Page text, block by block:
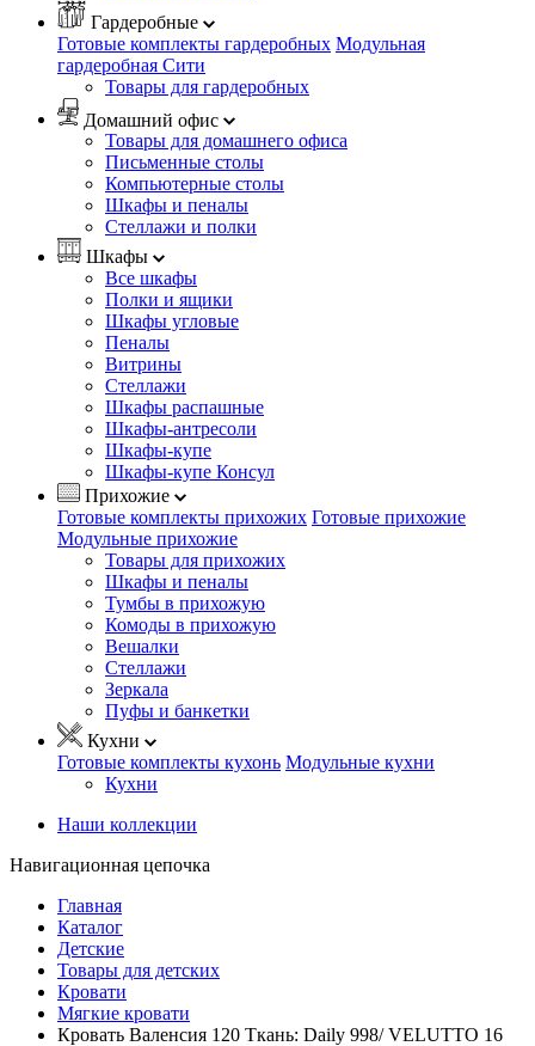
Гардеробные
Готовые комплекты гардеробных Модульная
гардеробная Сити
Товары для гардеробных
Домашний офис
Товары для домашнего офиса
Письменные столы
Компьютерные столы
Шкафы и пеналы
Стеллажи и полки
Шкафы
Все шкафы
Полки и ящики
Шкафы угловые
Пеналы
Витрины
Стеллажи
Шкафы распашные
Шкафы-антресоли
Шкафы-купе
Шкафы-купе Консул
Прихожие
Готовые комплекты прихожих Готовые прихожие
Модульные прихожие
Товары для прихожих
Шкафы и пеналы
Тумбы в прихожую
Комоды в прихожую
Вешалки
Стеллажи
Зеркала
Пуфы и банкетки
Кухни
Готовые комплекты кухонь Модульные кухни
Кухни
Наши коллекции
Навигационная цепочка
Главная
Каталог
Детские
Товары для детских
Кровати
Мягкие кровати
Кровать Валенсия 120 Ткань: Daily 998/ VELUTTO 16